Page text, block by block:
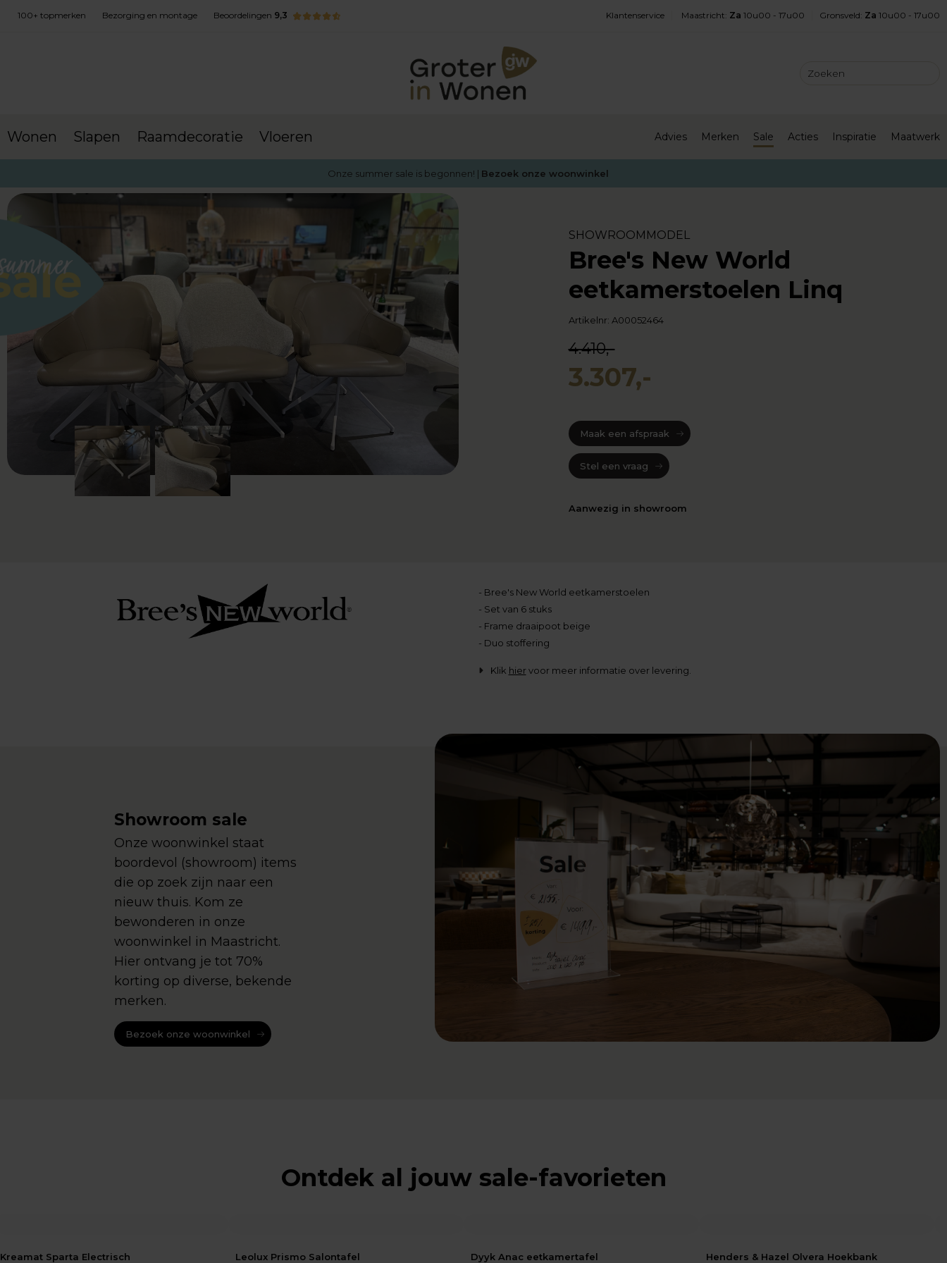
100+ topmerken Bezorging en montage Beoordelingen 9,3 Klantenservice Maastricht: Za 10u00 - 17u00 Gronsveld: Za 10u00 - 17u00
Wonen Slapen Raamdecoratie Vloeren Advies Merken Sale Acties Inspiratie Maatwerk
Onze summer sale is begonnen! | Bezoek onze woonwinkel
terug naar Sale Stoelen
SHOWROOMMODEL
Bree's New World
eetkamerstoelen Linq
Artikelnr: A00052464
4.410,-
3.307,-
Maak een afspraak
Stel een vraag
Aanwezig in showroom
- Bree's New World eetkamerstoelen
- Set van 6 stuks
- Frame draaipoot beige
- Duo stoffering
Klik hiervoor meer informatie over levering.
Showroom sale
Onze woonwinkel staat
boordevol (showroom) items
die op zoek zijn naar een
nieuw thuis. Kom ze
bewonderen in onze
woonwinkel in Maastricht.
Hier ontvang je tot 70%
korting op diverse, bekende
merken.
Bezoek onze woonwinkel
Ontdek al jouw sale-favorieten
Kreamat Sparta Electrisch
Leolux Prismo Salontafel
Dyyk Anac eetkamertafel
Henders & Hazel Olvera Hoekbank